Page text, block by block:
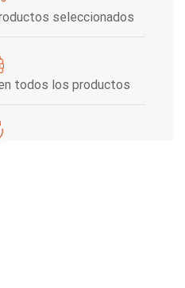
seleccionados
todos los productos